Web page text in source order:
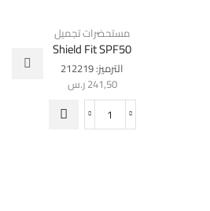
مستحضرات تجميل
Shield Fit SPF50
الترميز:212219
241,50ر.س
كمية
Shield